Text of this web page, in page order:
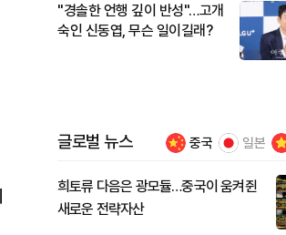
"경솔한 언행 깊이 반성"…고개
숙인 신동엽, 무슨 일이길래?
글로벌 뉴스 중국 일본
희토류 다음은 광모듈…중국이 움켜쥔
새로운 전략자산